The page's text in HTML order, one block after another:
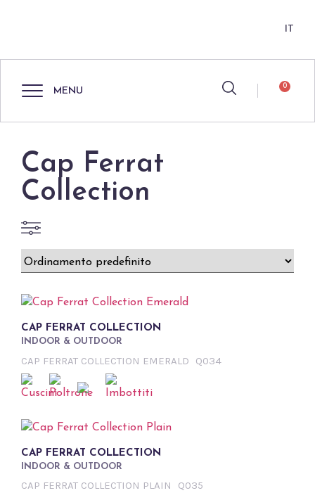
IT
MENU 0
Cap Ferrat
Collection
CAP FERRAT COLLECTION
INDOOR & OUTDOOR
CAP FERRAT COLLECTION EMERALD Q034
CAP FERRAT COLLECTION
INDOOR & OUTDOOR
CAP FERRAT COLLECTION PLAIN Q035